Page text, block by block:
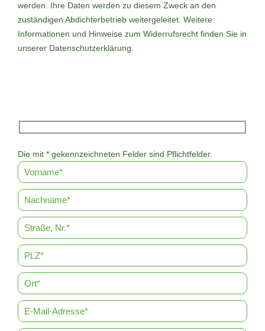
werden. Ihre Daten werden zu diesem Zweck an den
zuständigen Abdichterbetrieb weitergeleitet. Weitere
Informationen und Hinweise zum Widerrufsrecht finden Sie in
unserer Datenschutzerklärung
Die mit * gekennzeichneten Felder sind Pflichtfelder.